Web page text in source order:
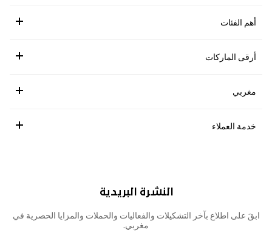
أهم الفئات
أرقى الماركات
مغربي
خدمة العملاء
النشرة البريدية
ابقَ على اطلاع بآخر التشكيلات والفعاليات والحملات والمزايا الحصرية في
مغربي.